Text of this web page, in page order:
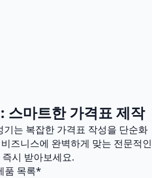
스마트한 가격표 제작
는 복잡한 가격표 작성을 단순화
즈니스에 완벽하게 맞는 전문적인
시 받아보세요.
품 목록*